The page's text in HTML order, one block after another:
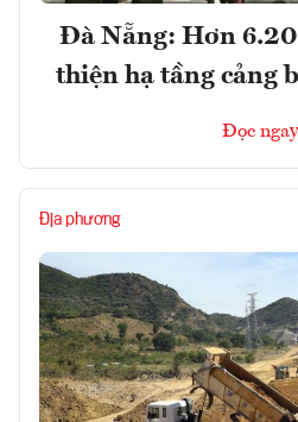
Đà Nẵng: Hơn
thiện hạ tầng cảng
Đọc ngay
Địa phương